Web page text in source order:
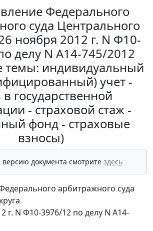
Федерального
суда Центрального
ноября 2012 г. N Ф10-
делу N А14-745/2012
темы: индивидуальный
учет -
в государственной
- страховой стаж -
фонд - страховые
взносы)
версию документа смотрите здесь
арбитражного суда
г. N Ф10-3976/12 по делу N А14-